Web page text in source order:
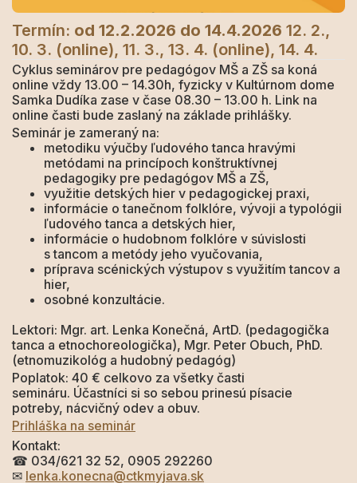
Termín: od 12.2.2026 do 14.4.2026 12. 2.,
10. 3. (online), 11. 3., 13. 4. (online), 14. 4.
Cyklus seminárov pre pedagógov MŠ a ZŠ sa koná
online vždy 13.00 – 14.30h, fyzicky v Kultúrnom dome
Samka Dudíka zase v čase 08.30 – 13.00 h. Link na
online časti bude zaslaný na základe prihlášky.
Seminár je zameraný na:
metodiku výučby ľudového tanca hravými
metódami na princípoch konštruktívnej
pedagogiky pre pedagógov MŠ a ZŠ,
využitie detských hier v pedagogickej praxi,
informácie o tanečnom folklóre, vývoji a typológii
ľudového tanca a detských hier,
informácie o hudobnom folklóre v súvislosti
s tancom a metódy jeho vyučovania,
príprava scénických výstupov s využitím tancov a
hier,
osobné konzultácie.
Lektori: Mgr. art. Lenka Konečná, ArtD. (pedagogička
tanca a etnochoreologička), Mgr. Peter Obuch, PhD.
(etnomuzikológ a hudobný pedagóg)
Poplatok: 40 € celkovo za všetky časti
semináru. Účastníci si so sebou prinesú písacie
potreby, nácvičný odev a obuv.
Prihláška na seminár
Kontakt:
☎ 034/621 32 52, 0905 292260
✉ lenka.konecna@ctkmyjava.sk